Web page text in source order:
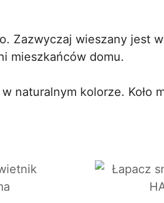
Zazwyczaj wieszany jest
mieszkańców domu.
naturalnym kolorze. Koło